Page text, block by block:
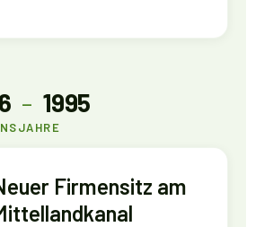
– 1995
Firmensitz am